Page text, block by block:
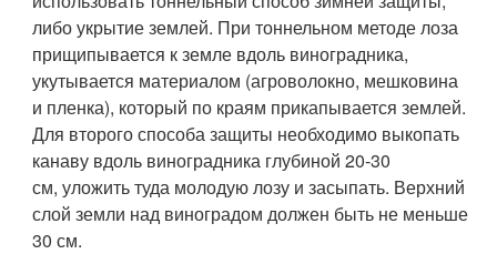
либо укрытие землей. При тоннельном методе лоза
прищипывается к земле вдоль виноградника,
укутывается материалом (агроволокно, мешковина
и пленка), который по краям прикапывается землей.
Для второго способа защиты необходимо выкопать
канаву вдоль виноградника глубиной 20-30
см, уложить туда молодую лозу и засыпать. Верхний
слой земли над виноградом должен быть не меньше
30 см.